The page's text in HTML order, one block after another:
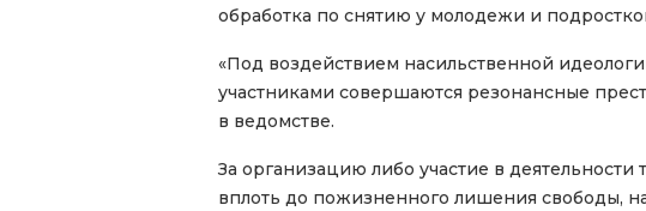
обработка по снятию у молодежи и
«Под воздействием насильственной
участниками совершаются резонансные
в ведомстве.
За организацию либо участие в
вплоть до пожизненного лишения свободы,